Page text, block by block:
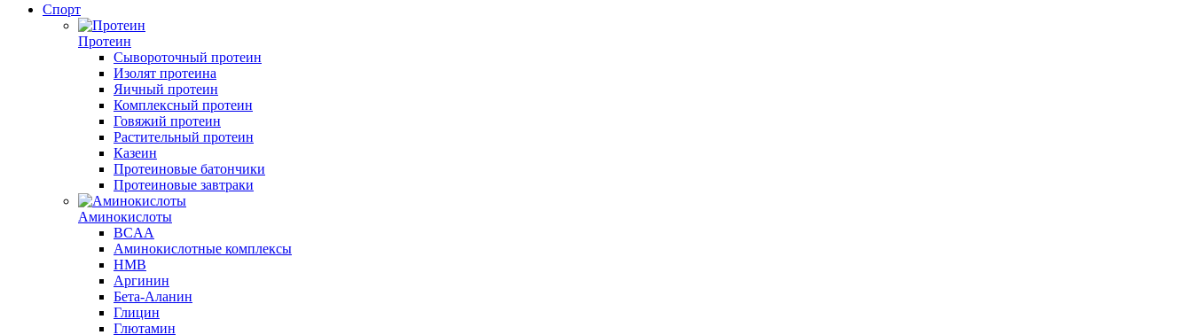
Спорт
Протеин
Сывороточный протеин
Изолят протеина
Яичный протеин
Комплексный протеин
Говяжий протеин
Растительный протеин
Казеин
Протеиновые батончики
Протеиновые завтраки
Аминокислоты
BCAA
Аминокислотные комплексы
HMB
Аргинин
Бета-Аланин
Глицин
Глютамин